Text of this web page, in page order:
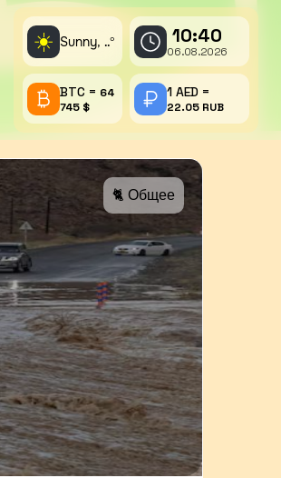
☀️ Sunny, ..° 10:40
06.08.2026
BTC = 64
745 $
1 AED =
22.05 RUB
🐈 Общее